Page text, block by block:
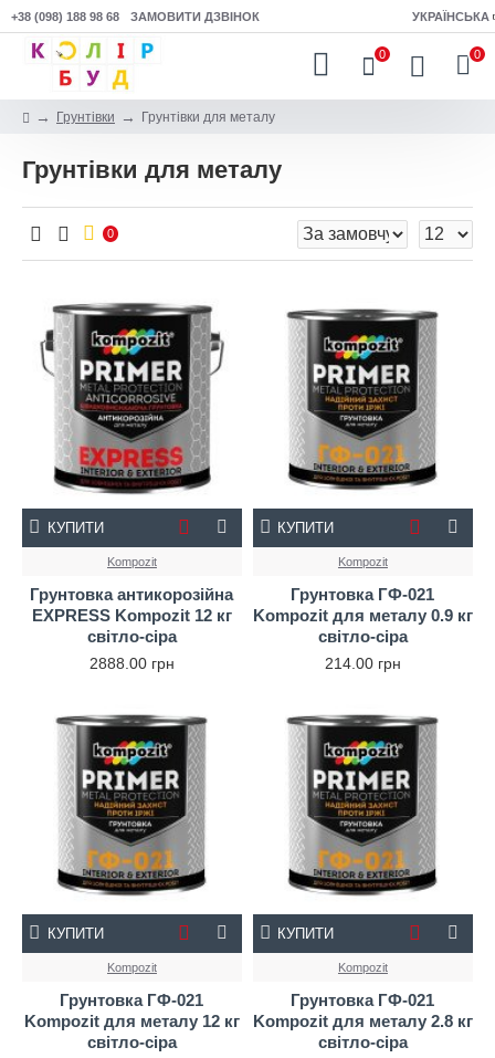
+38 (098) 188 98 68 ЗАМОВИТИ ДЗВІНОК УКРАЇНСЬКА
0 0
Грунтівки Грунтівки для металу
Грунтівки для металу
0
Kompozit
Грунтовка антикорозійна
EXPRESS Kompozit 12 кг
світло-сіра
2888.00 грн
КУПИТИ
Kompozit
Грунтовка ГФ-021
Kompozit для металу 0.9 кг
світло-сіра
214.00 грн
КУПИТИ
Kompozit
Грунтовка ГФ-021
Kompozit для металу 12 кг
світло-сіра
КУПИТИ
Kompozit
Грунтовка ГФ-021
Kompozit для металу 2.8 кг
світло-сіра
КУПИТИ